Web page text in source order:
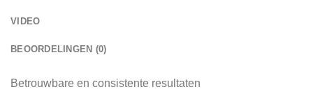
VIDEO
BEOORDELINGEN (0)
Betrouwbare en consistente resultaten